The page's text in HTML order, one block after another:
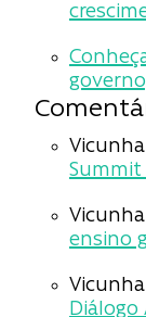
Vicunha
Summit
Vicunha
ensino
Vicunha
Diálogo